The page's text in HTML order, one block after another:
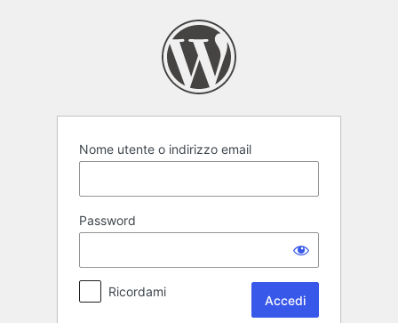
Nome utente o indirizzo email
Password
Ricordami